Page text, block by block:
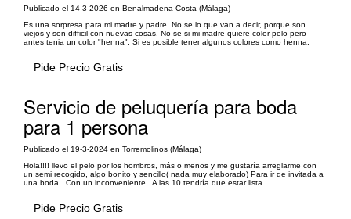
Publicado el 14-3-2026 en Benalmadena Costa (Málaga)
Es una sorpresa para mi madre y padre. No se lo que van a decir, porque son
viejos y son difficil con nuevas cosas. No se si mi madre quiere color pelo pero
antes tenia un color "henna". Si es posible tener algunos colores como henna.
Pide Precio Gratis
Servicio de peluquería para boda
para 1 persona
Publicado el 19-3-2024 en Torremolinos (Málaga)
Hola!!!! llevo el pelo por los hombros, más o menos y me gustaría arreglarme con
un semi recogido, algo bonito y sencillo( nada muy elaborado) Para ir de invitada a
una boda.. Con un inconveniente.. A las 10 tendría que estar lista..
Pide Precio Gratis